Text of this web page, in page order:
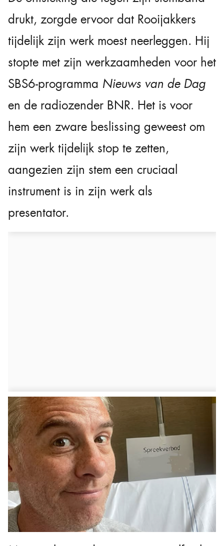
drukt, zorgde ervoor dat Rooijakkers
tijdelijk zijn werk moest neerleggen. Hij
stopte met zijn werkzaamheden voor het
SBS6-programma Nieuws van de Dag
en de radiozender BNR. Het is voor
hem een zware beslissing geweest om
zijn werk tijdelijk stop te zetten,
aangezien zijn stem een cruciaal
instrument is in zijn werk als
presentator.